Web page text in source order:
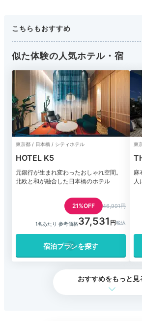
こちらもおすすめ
似た体験の人気ホテル・宿
東京都 / 日本橋 / シティホテル
HOTEL K5
元銀行が生まれ変わったおしゃれ空間。
北欧と和が融合した日本橋のホテル
21%OFF 46,991円
1名あたり 参考価格37,531
宿泊プランを探す
東
麻
人
おすすめをもっと見